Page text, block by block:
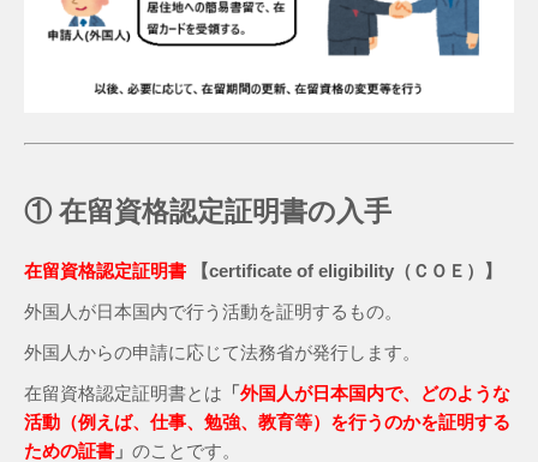
① 在留資格認定証明書の入手
在留資格認定証明書 【certificate of eligibility（ＣＯＥ）】
外国人が日本国内で行う活動を証明するもの。
外国人からの申請に応じて法務省が発行します。
在留資格認定証明書とは 「外国人が日本国内で、どのような
活動（例えば、仕事、勉強、教育等）を行うのかを証明する
ための証書 」 のことです。